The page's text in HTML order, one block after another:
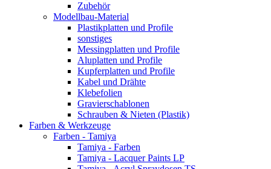
Zubehör
Modellbau-Material
Plastikplatten und Profile
sonstiges
Messingplatten und Profile
Aluplatten und Profile
Kupferplatten und Profile
Kabel und Drähte
Klebefolien
Gravierschablonen
Schrauben & Nieten (Plastik)
Farben & Werkzeuge
Farben - Tamiya
Tamiya - Farben
Tamiya - Lacquer Paints LP